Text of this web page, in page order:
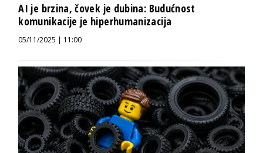
AI je brzina, čovek je dubina: Budućnost
komunikacije je hiperhumanizacija
05/11/2025 | 11:00